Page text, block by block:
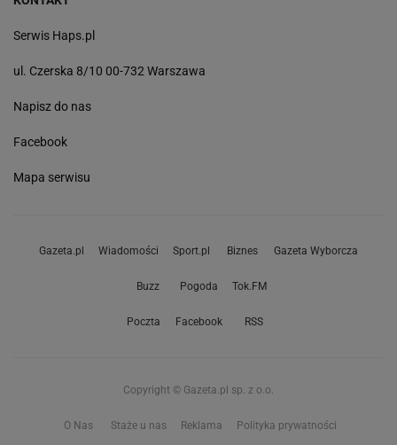
Serwis Haps.pl
ul. Czerska 8/10 00-732 Warszawa
Napisz do nas
Facebook
Mapa serwisu
Gazeta.pl Wiadomości Sport.pl Biznes Gazeta Wyborcza
Buzz Pogoda Tok.FM
Poczta Facebook RSS
Copyright © Gazeta.pl sp. z o.o.
O Nas Staże u nas Reklama Polityka prywatności